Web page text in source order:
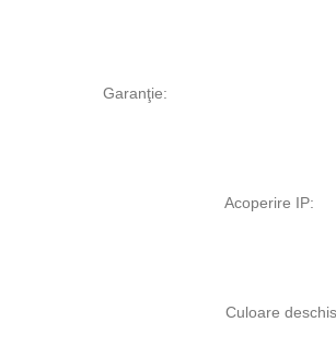
                Garanţie
:
                                            Acoperire IP
:
Culoare